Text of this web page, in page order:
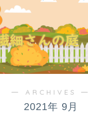
― ARCHIVES ―
2021年 9月